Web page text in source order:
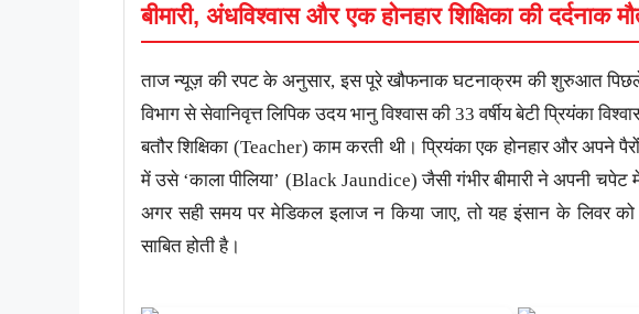
बीमारी, अंधविश्वास और एक होनहार शिक्षिका की दर्दनाक
ताज न्यूज़ की रपट के अनुसार, इस पूरे खौफनाक घटनाक्रम की शुरुआत
विभाग से सेवानिवृत्त लिपिक उदय भानु विश्वास की 33 वर्षीय बेटी प्रियंका
बतौर शिक्षिका (Teacher) काम करती थी। प्रियंका एक होनहार और अपने
में उसे ‘काला पीलिया’ (Black Jaundice) जैसी गंभीर बीमारी ने अपनी चपेट
अगर सही समय पर मेडिकल इलाज न किया जाए, तो यह इंसान के लिवर
साबित होती है।